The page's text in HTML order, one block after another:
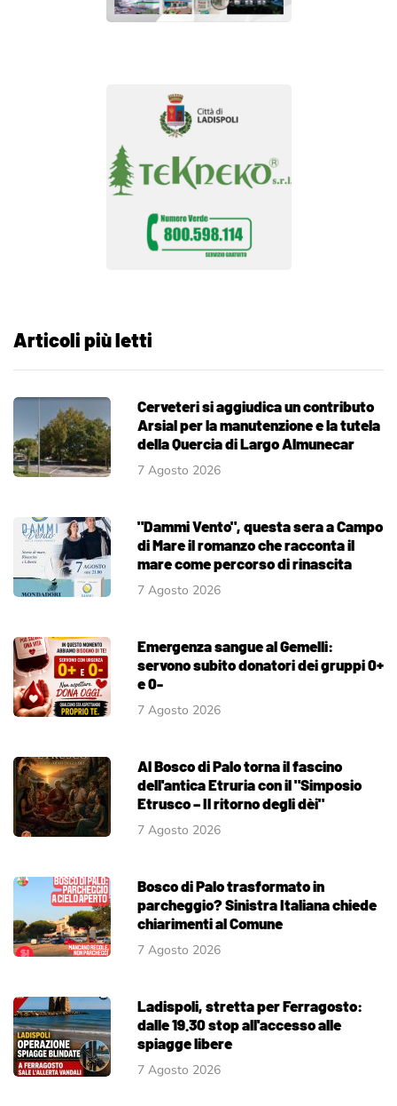
Articoli più letti
Cerveteri si aggiudica un contributo
Arsial per la manutenzione e la tutela
della Quercia di Largo Almunecar
7 Agosto 2026
"Dammi Vento", questa sera a Campo
di Mare il romanzo che racconta il
mare come percorso di rinascita
7 Agosto 2026
Emergenza sangue al Gemelli:
servono subito donatori dei gruppi 0+
e 0-
7 Agosto 2026
Al Bosco di Palo torna il fascino
dell'antica Etruria con il "Simposio
Etrusco – Il ritorno degli dèi"
7 Agosto 2026
Bosco di Palo trasformato in
parcheggio? Sinistra Italiana chiede
chiarimenti al Comune
7 Agosto 2026
Ladispoli, stretta per Ferragosto:
dalle 19.30 stop all'accesso alle
spiagge libere
7 Agosto 2026